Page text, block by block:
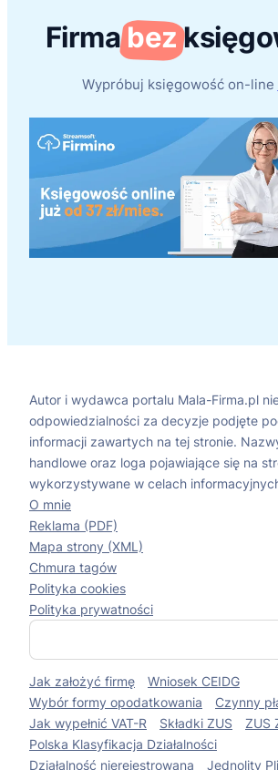
Firmabez
Wypróbuj księgowość on-line
Autor i wydawca portalu Mala-Firma.pl
odpowiedzialności za decyzje podjęte
informacji zawartych na tej stronie.
handlowe oraz loga pojawiające się na
wykorzystywane w celach
O mnie
Reklama (PDF)
Mapa strony (XML)
Chmura tagów
Polityka cookies
Polityka prywatności
S
k
a
Jak założyć firmę
Wniosek CEIDG
Wybór formy opodatkowania
Czynny
Jak wypełnić VAT-R
Składki ZUS ZUS
Polska Klasyfikacja Działalności
Działalność nierejestrowana
Jednolity